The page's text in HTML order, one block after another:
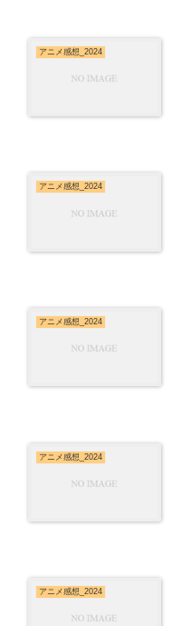
アニメ感想_2024
アニメ感想_2024
アニメ感想_2024
アニメ感想_2024
アニメ感想_2024